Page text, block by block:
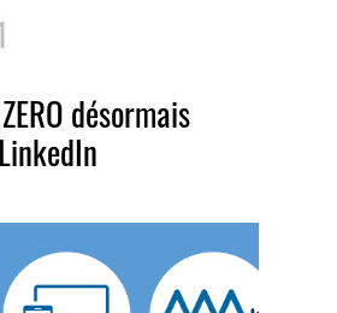
désormais